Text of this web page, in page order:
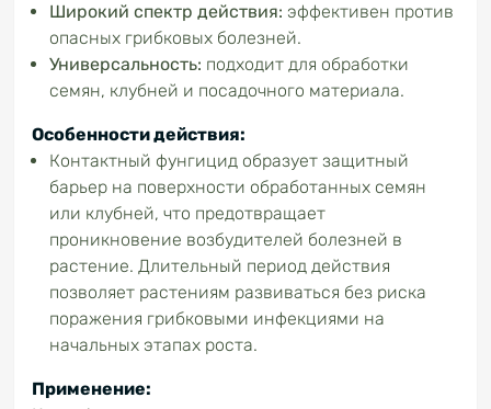
Широкий спектр действия: эффективен против
опасных грибковых болезней.
Универсальность: подходит для обработки
семян, клубней и посадочного материала.
Особенности действия:
Контактный фунгицид образует защитный
барьер на поверхности обработанных семян
или клубней, что предотвращает
проникновение возбудителей болезней в
растение. Длительный период действия
позволяет растениям развиваться без риска
поражения грибковыми инфекциями на
начальных этапах роста.
Применение: